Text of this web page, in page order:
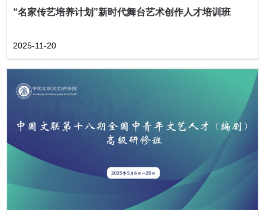
“名家传艺培养计划”新时代舞台艺术创作人才培训班
2025-11-20